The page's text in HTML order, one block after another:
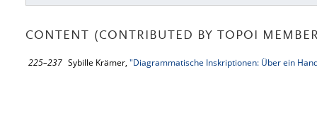
CONTENT (CONTRIBUTED BY TOPOI
225–237 Sybille Krämer, "Diagrammatische Inskriptionen: Über ein